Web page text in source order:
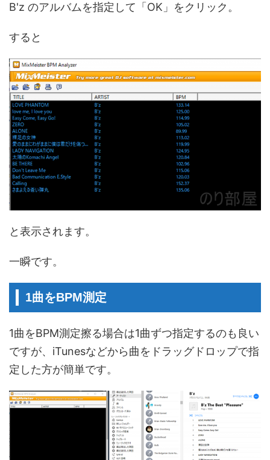
B'z のアルバムを指定して「OK」をクリック。
すると
と表示されます。
一瞬です。
1曲をBPM測定
1曲をBPM測定擦る場合は1曲ずつ指定するのも良い
ですが、iTunesなどから曲をドラッグドロップで指
定した方が簡単です。